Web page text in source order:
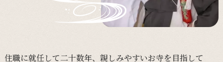
住職に就任して二十数年、 親しみやすいお寺を目指して